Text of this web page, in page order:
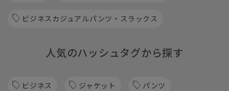
ビジネスカジュアルパンツ・スラックス
人気のハッシュタグから探す
ビジネス ジャケット パンツ